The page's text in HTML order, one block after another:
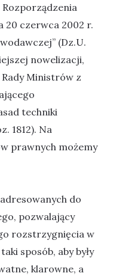
20 czerwca 2002 r.
(Dz.U.
nowelizacji,
Ministrów z
techniki
1812). Na
prawnych możemy
do
pozwalający
rozstrzygnięcia w
sposób, aby były
klarowne, a